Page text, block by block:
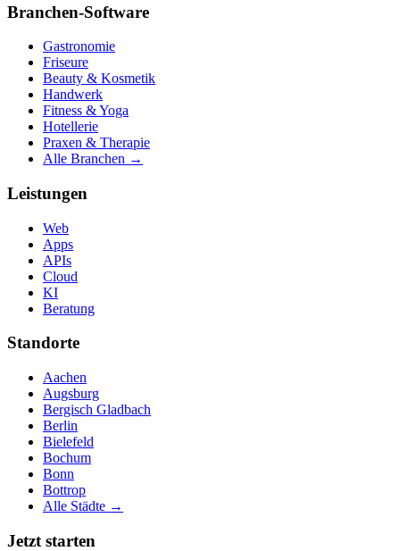
Branchen-Software
Gastronomie
Friseure
Beauty & Kosmetik
Handwerk
Fitness & Yoga
Hotellerie
Praxen & Therapie
Alle Branchen →
Leistungen
Web
Apps
APIs
Cloud
KI
Beratung
Standorte
Aachen
Augsburg
Bergisch Gladbach
Berlin
Bielefeld
Bochum
Bonn
Bottrop
Alle Städte →
Jetzt starten